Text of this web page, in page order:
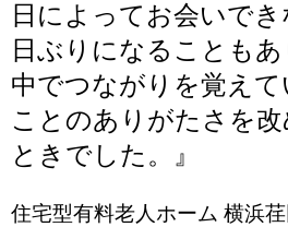
日によってお会いで
日ぶりになることも
中でつながりを覚え
ことのありがたさを
ときでした。
』
住宅型有料老人ホーム 横浜